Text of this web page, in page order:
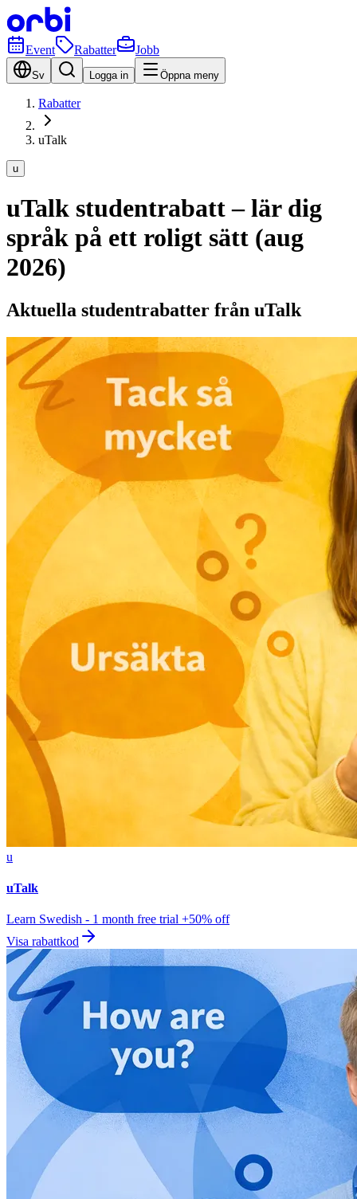
Event Rabatter Jobb
Sv Logga in Öppna meny
Rabatter
uTalk
u
uTalk studentrabatt – lär dig
språk på ett roligt sätt (aug
2026)
Aktuella studentrabatter från uTalk
u
uTalk
Learn Swedish - 1 month free trial +50% off
Visa rabattkod